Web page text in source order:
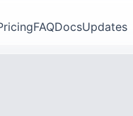
FAQDocsUpdates